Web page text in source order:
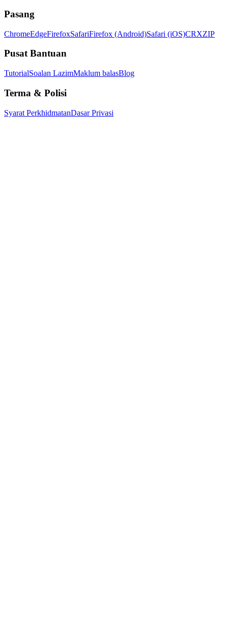
Pasang
ChromeEdgeFirefoxSafariFirefox (Android)Safari (iOS)CRXZIP
Pusat Bantuan
TutorialSoalan LazimMaklum balasBlog
Terma & Polisi
Syarat PerkhidmatanDasar Privasi